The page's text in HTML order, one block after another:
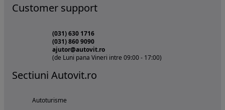
Customer support
(031) 630 1716
(031) 860 9090
ajutor@autovit.ro
(de Luni pana Vineri intre 09:00 - 17:00)
Sectiuni Autovit.ro
Autoturisme